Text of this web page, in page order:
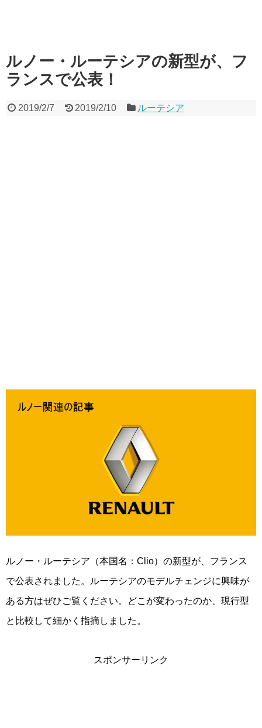
ルノー・ルーテシアの新型が、フ
ランスで公表！
2019/2/7 2019/2/10 ルーテシア
ルノー・ルーテシア（本国名：Clio）の新型が、フランス
で公表されました。ルーテシアのモデルチェンジに興味が
ある方はぜひご覧ください。どこが変わったのか、現行型
と比較して細かく指摘しました。
スポンサーリンク